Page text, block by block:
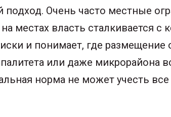
Очень часто местные
местах власть сталкивается с
и понимает, где размещение
или даже микрорайона
норма не может учесть